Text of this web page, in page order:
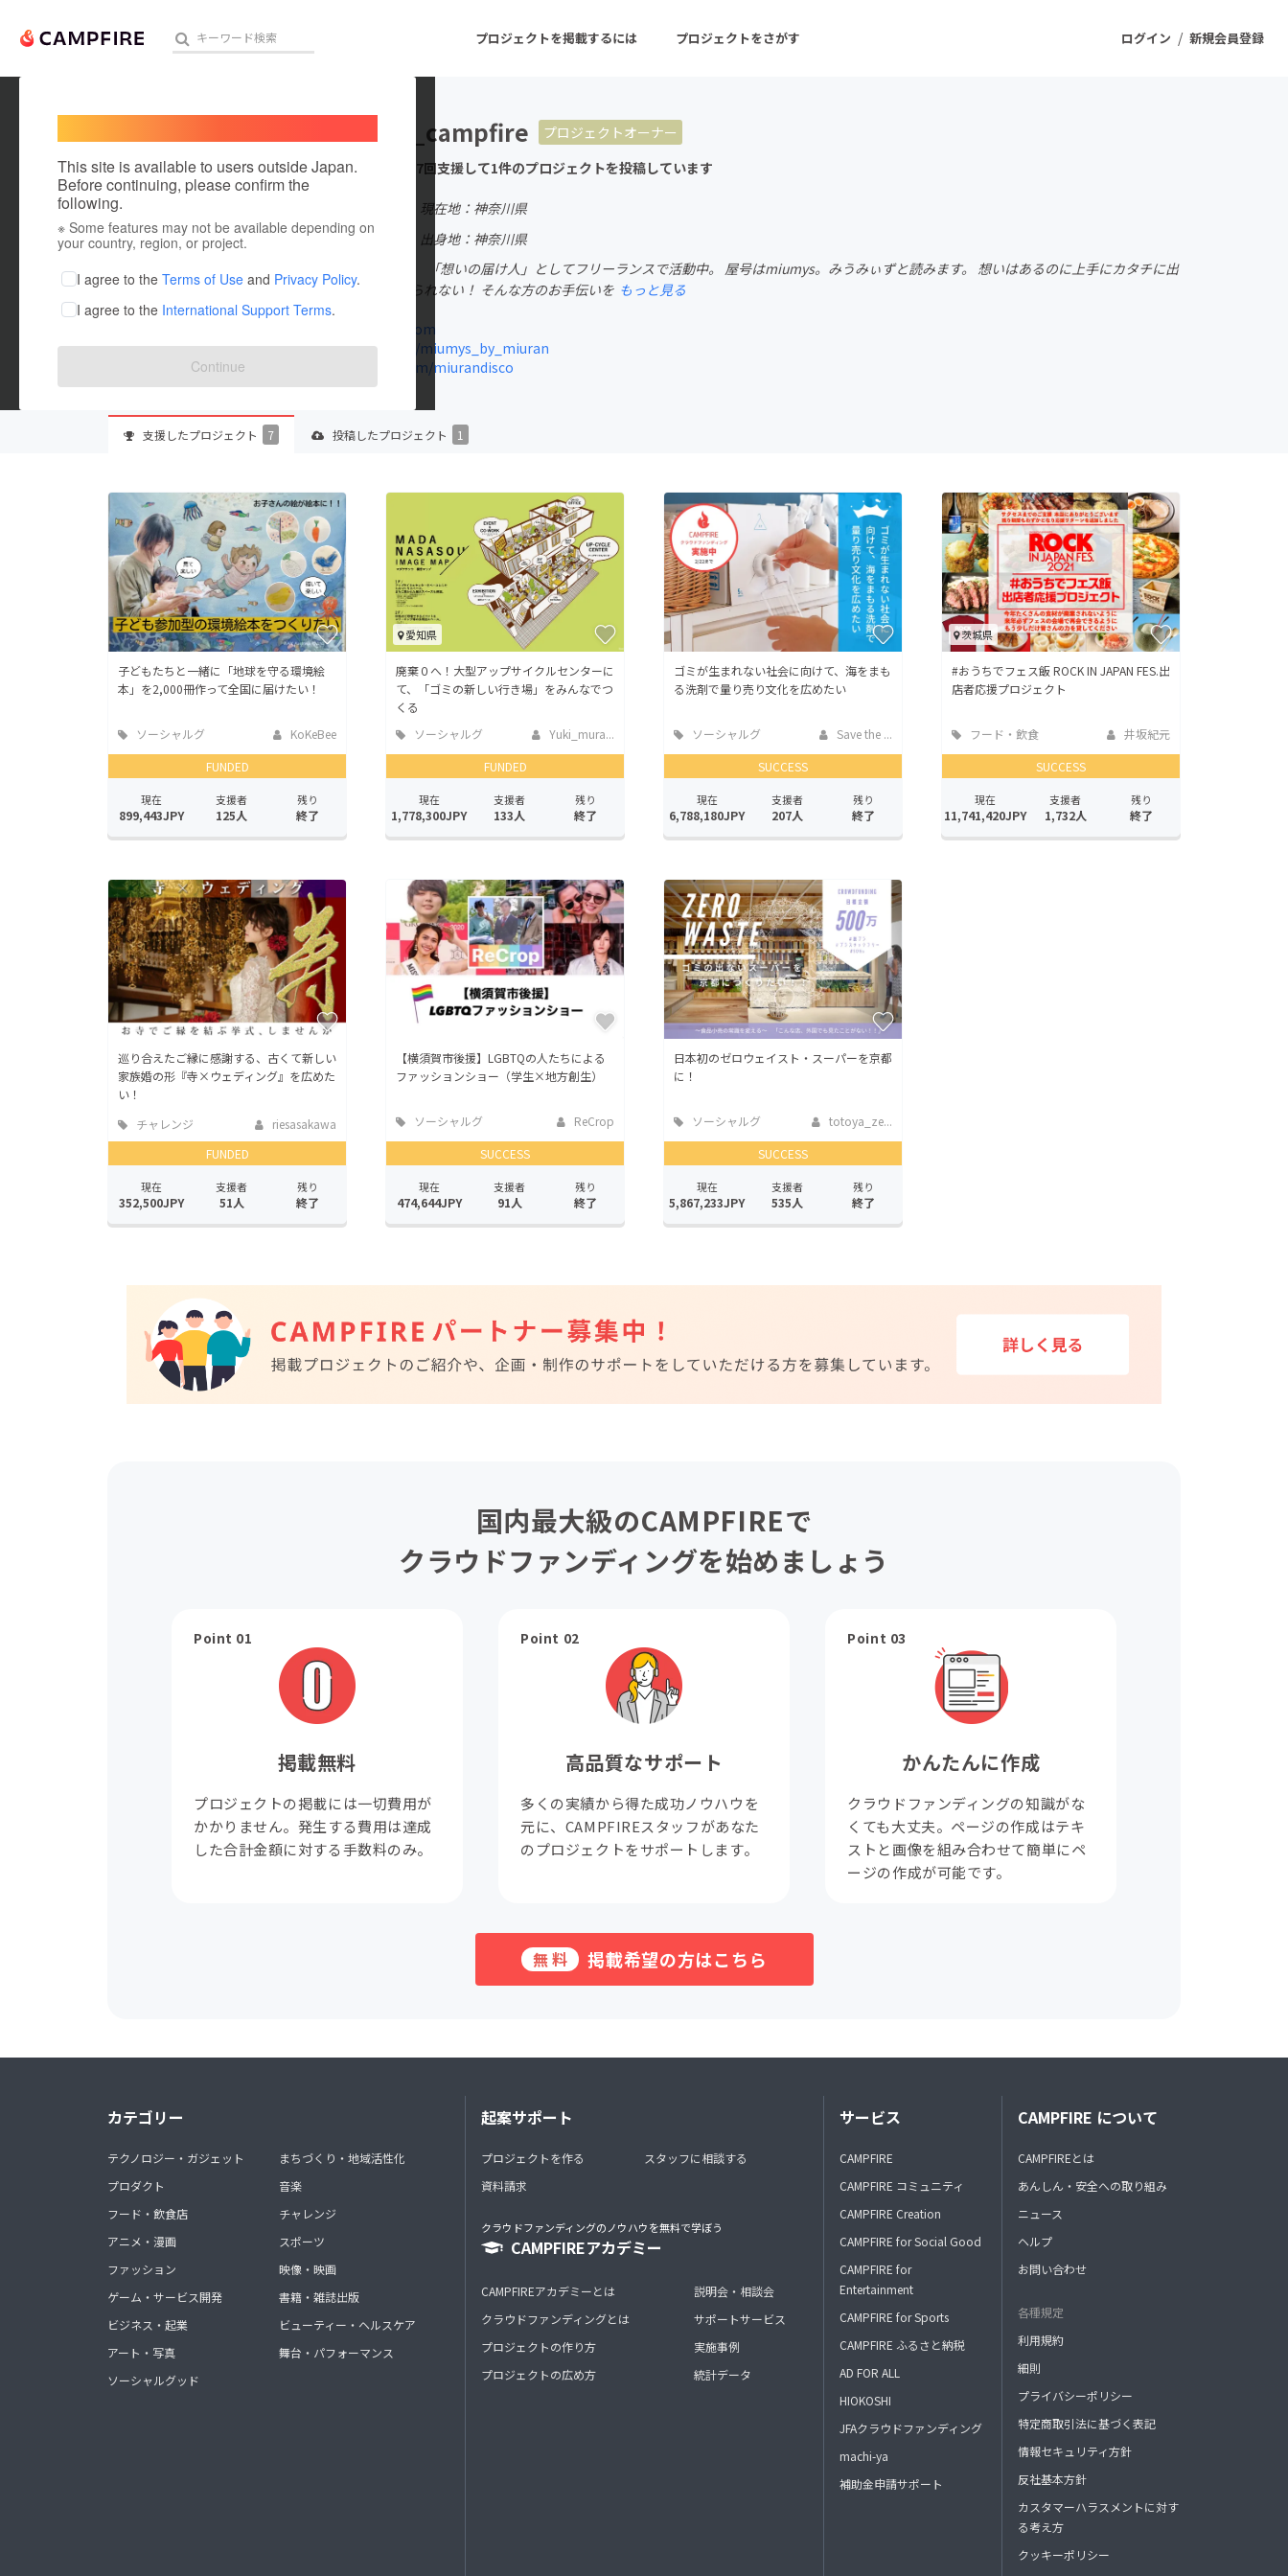
ログイン / 新規会員登録
プロジェクトを掲載するには プロジェクトをさがす
人気のプロジェクト 注目のリターン 注目の新着プロジェクト
アート・写真 音楽
テクノロジー・ガジェット
ゲーム・サービス開発 フード・飲食店
ファッション
映像・映画
ビジネス・起業
チャレンジ
まちづくり・地域活性化
CAMPFIREふるさと納税
machi-ya コミュニティ
This site is available to users outside Japan.
Before continuing, please confirm the
following.
※ Some features may not be available depending on
your country, region, or project.
I agree to the Terms of Use and Privacy Policy.
I agree to the International Support Terms.
Continue
miuran_campfire
プロジェクトオーナー
これまでに7回支援して1件のプロジェクトを投稿しています
現在地：神奈川県
出身国：日本
出身地：神奈川県
神奈川県在住。 「想いの届け人」としてフリーランスで活動中。 屋号はmiumys。みうみぃずと読みます。 想いはあるのに上手にカタチに出
来ない！届けられない！ そんな方のお手伝いを もっと見る
miumys.com
note.com/miumys_by_miuran
twitter.com/miurandisco
支援したプロジェクト 7 投稿したプロジェクト 1
子どもたちと一緒に「地球を守る環境絵
本」を2,000冊作って全国に届けたい！
ソーシャルグ
ッド
KoKeBee
FUNDED
現在
899,443JPY
支援者
125人
残り
終了
愛知県
廃棄０へ！大型アップサイクルセンターに
て、「ゴミの新しい行き場」をみんなでつ
くる
ソーシャルグ
ッド
Yuki_mura...
FUNDED
現在
1,778,300JPY
支援者
133人
残り
終了
ゴミが生まれない社会に向けて、海をまも
る洗剤で量り売り文化を広めたい
ソーシャルグ
ッド
Save the ...
SUCCESS
現在
6,788,180JPY
支援者
207人
残り
終了
茨城県
#おうちでフェス飯 ROCK IN JAPAN FES.出
店者応援プロジェクト
フード・飲食
店
井坂紀元
SUCCESS
現在
11,741,420JPY
支援者
1,732人
残り
終了
巡り合えたご縁に感謝する、古くて新しい
家族婚の形『寺×ウェディング』を広めた
い！
チャレンジ
riesasakawa
FUNDED
現在
352,500JPY
支援者
51人
残り
終了
【横須賀市後援】LGBTQの人たちによる
ファッションショー（学生×地方創生）
ソーシャルグ
ッド
ReCrop
SUCCESS
現在
474,644JPY
支援者
91人
残り
終了
日本初のゼロウェイスト・スーパーを京都
に！
ソーシャルグ
ッド
totoya_ze...
SUCCESS
現在
5,867,233JPY
支援者
535人
残り
終了
国内最大級のCAMPFIREで
クラウドファンディングを始めましょう
Point 01
掲載無料
プロジェクトの掲載には一切費用が
かかりません。発生する費用は達成
した合計金額に対する手数料のみ。
Point 02
高品質なサポート
多くの実績から得た成功ノウハウを
元に、CAMPFIREスタッフがあなた
のプロジェクトをサポートします。
Point 03
かんたんに作成
クラウドファンディングの知識がな
くても大丈夫。ページの作成はテキ
ストと画像を組み合わせて簡単にペ
ージの作成が可能です。
無料 掲載希望の方はこちら
カテゴリー
テクノロジー・ガジェット
プロダクト
フード・飲食店
アニメ・漫画
ファッション
ゲーム・サービス開発
ビジネス・起業
アート・写真
ソーシャルグッド
まちづくり・地域活性化
音楽
チャレンジ
スポーツ
映像・映画
書籍・雑誌出版
ビューティー・ヘルスケア
舞台・パフォーマンス
起案サポート
プロジェクトを作る
資料請求
スタッフに相談する
クラウドファンディングのノウハウを無料で学ぼう
CAMPFIREアカデミー
CAMPFIREアカデミーとは
クラウドファンディングとは
プロジェクトの作り方
プロジェクトの広め方
説明会・相談会
サポートサービス
実施事例
統計データ
サービス
CAMPFIRE
CAMPFIRE コミュニティ
CAMPFIRE Creation
CAMPFIRE for Social Good
CAMPFIRE for
Entertainment
CAMPFIRE for Sports
CAMPFIRE ふるさと納税
AD FOR ALL
HIOKOSHI
JFAクラウドファンディング
machi-ya
補助金申請サポート
CAMPFIRE について
CAMPFIREとは
あんしん・安全への取り組み
ニュース
ヘルプ
お問い合わせ
各種規定
利用規約
細則
プライバシーポリシー
特定商取引法に基づく表記
情報セキュリティ方針
反社基本方針
カスタマーハラスメントに対す
る考え方
クッキーポリシー